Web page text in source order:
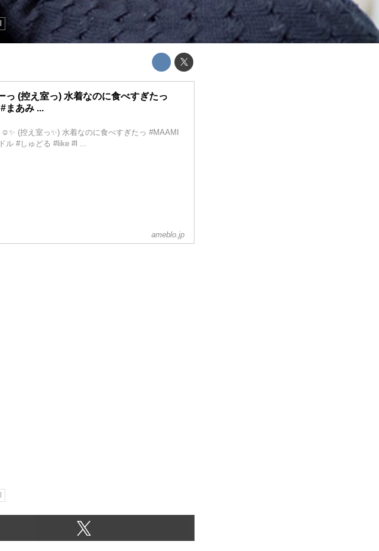
l
っ️ (控え室っ) 水着なのに食べすぎたっ
まあみ ...
(控え室っ✨) 水着なのに食べすぎたっ #MAAMI
ル #しゅどる #like #l ...
ameblo.jp